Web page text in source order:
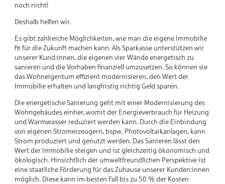
noch nicht!
Deshalb helfen wir.
Es gibt zahlreiche Möglichkeiten, wie man die eigene Immobilie
fit für die Zukunft machen kann. Als Sparkasse unterstützen wir
unserer Kund:innen, die eigenen vier Wände energetisch zu
sanieren und die Vorhaben finanziell umzusetzen. So können sie
das Wohneigentum effizient modernisieren, den Wert der
Immobilie erhalten und langfristig richtig Geld sparen.
Die energetische Sanierung geht mit einer Modernisierung des
Wohngebäudes einher, womit der Energieverbrauch für Heizung
und Warmwasser reduziert werden kann. Durch die Einbindung
von eigenen Stromerzeugern, bspw. Photovoltaikanlagen, kann
Strom produziert und genutzt werden. Das Sanieren lässt den
Wert der Immobilie steigen und ist gleichzeitig ökonomisch und
ökologisch. Hinsichtlich der umweltfreundlichen Perspektive ist
eine staatliche Förderung für das Zuhause unserer Kunden:innen
möglich. Diese kann im besten Fall bis zu 50 % der Kosten